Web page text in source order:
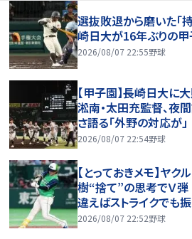
選抜敗退から磨いた「
崎日大が16年ぶりの
2026/08/07 22:55野球
【甲子園】長崎日大に
淞南・太田充監督、夜
さ語る「外野の対応が」
2026/08/07 22:54野球
【とっておきメモ】ヤク
樹“捨て”の思考でＶ
違えばストライクでも
2026/08/07 22:52野球